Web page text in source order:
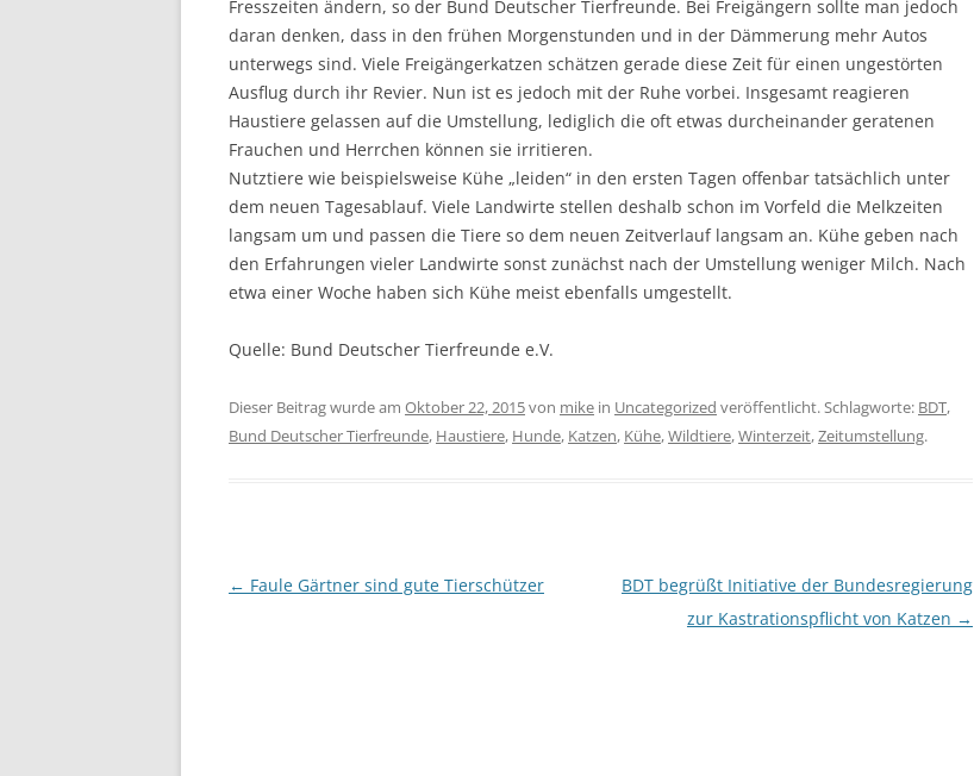
Fresszeiten ändern, so der Bund Deutscher Tierfreunde. Bei Freigängern sollte man jedoch
daran denken, dass in den frühen Morgenstunden und in der Dämmerung mehr Autos
unterwegs sind. Viele Freigängerkatzen schätzen gerade diese Zeit für einen ungestörten
Ausflug durch ihr Revier. Nun ist es jedoch mit der Ruhe vorbei. Insgesamt reagieren
Haustiere gelassen auf die Umstellung, lediglich die oft etwas durcheinander geratenen
Frauchen und Herrchen können sie irritieren.
Nutztiere wie beispielsweise Kühe „leiden“ in den ersten Tagen offenbar tatsächlich unter
dem neuen Tagesablauf. Viele Landwirte stellen deshalb schon im Vorfeld die Melkzeiten
langsam um und passen die Tiere so dem neuen Zeitverlauf langsam an. Kühe geben nach
den Erfahrungen vieler Landwirte sonst zunächst nach der Umstellung weniger Milch. Nach
etwa einer Woche haben sich Kühe meist ebenfalls umgestellt.
Quelle: Bund Deutscher Tierfreunde e.V.
Dieser Beitrag wurde am Oktober 22, 2015von mike in Uncategorized veröffentlicht. Schlagworte: BDT,
Bund Deutscher Tierfreunde, Haustiere, Hunde, Katzen, Kühe,Wildtiere,Winterzeit,Zeitumstellung.
Beitragsnavigation
← Faule Gärtner sind gute Tierschützer
BDT begrüßt Initiative der Bundesregierung
zur Kastrationspflicht von Katzen →